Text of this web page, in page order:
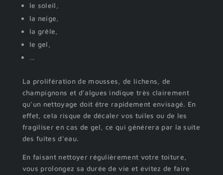
le soleil,
la neige,
la grêle,
le gel,
…
La prolifération de mousses, de lichens, de
champignons et d’algues indique très clairement
qu’un nettoyage doit être rapidement envisagé. En
effet, cela risque de décaler vos tuiles ou de les
fragiliser en cas de gel, ce qui générera par la suite
des fuites d’eau.
En faisant nettoyer régulièrement votre toiture,
vous prolongez sa durée de vie et évitez de faire